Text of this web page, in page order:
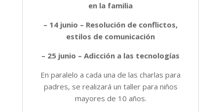
en la familia
– 14 junio – Resolución de conflictos,
estilos de comunicación
– 25 junio – Adicción a las tecnologías
En paralelo a cada una de las charlas para
padres, se realizará un taller para niños
mayores de 10 años.